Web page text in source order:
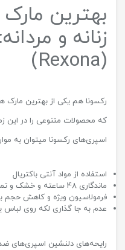
بهترین
زنانه و
(Rexona)
رکسونا هم یکی از بهترین مارک
که محصولات متنوعی را در این
اسپری‌های رکسونا میتوان به
استفاده از مواد آنتی باکتریال
ماندگاری 48 ساعته و خشک و تمیز نگه‌داشتن پوست در این بازه زمانی
فرمولاسیون ویژه و کاهش حجم
عدم به جا گذاری لکه روی لباس
رایحه‌های دلنشین اسپری‌های